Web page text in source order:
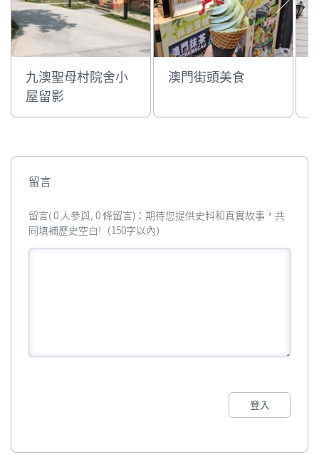
九澳聖母村院舍小
屋留影
澳門街頭美食
留言
留言( 0 人參與, 0 條留言)：期待您提供史料和真實故事，共
同填補歷史空白!（150字以內）
登入